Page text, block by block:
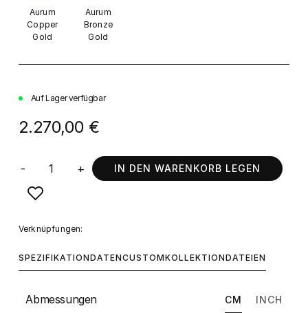
Aurum
Copper
Gold
Aurum
Bronze
Gold
Auf Lager verfügbar
2.270,00 €
- + IN DEN WARENKORB LEGEN
Verknüpfungen:
SPEZIFIKATIONDATENCUSTOMKOLLEKTIONDATEIEN
Abmessungen CM INCH